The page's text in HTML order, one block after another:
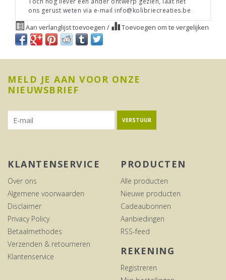
ons gerust weten via e-mail info@kolibriecreaties.be
Aan verlanglijst toevoegen / Toevoegen om te vergelijken
MELD JE AAN VOOR ONZE
NIEUWSBRIEF
VERSTUUR
KLANTENSERVICE
Over ons
Algemene voorwaarden
Disclaimer
Privacy Policy
Betaalmethodes
Verzenden & retourneren
Klantenservice
PRODUCTEN
Alle producten
Nieuwe producten
Cadeaubonnen
Aanbiedingen
RSS-feed
REKENING
Registreren